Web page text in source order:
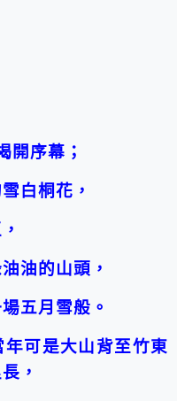
開序幕；
白桐花，
油的山頭，
五月雪般。
可是大山背至竹東
，